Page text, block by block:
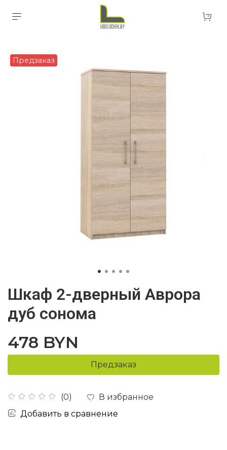
Предзаказ
Шкаф 2-дверный Аврора
дуб сонома
(0)
В избранное
Добавить в сравнение
478 BYN
Предзаказ